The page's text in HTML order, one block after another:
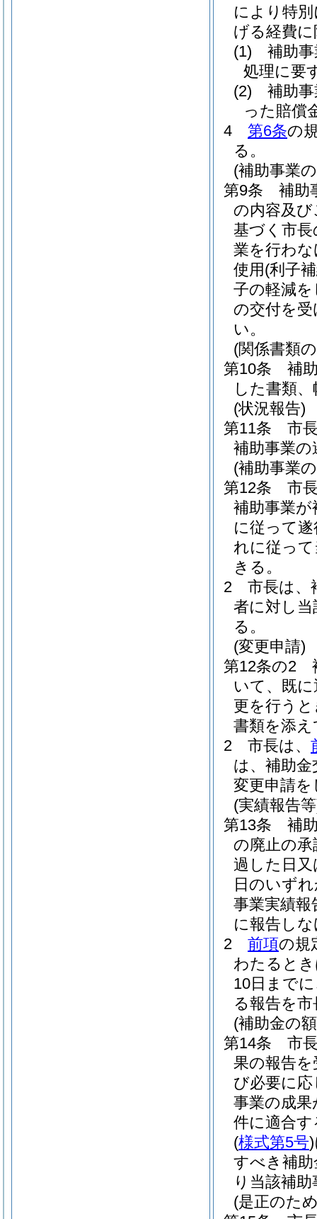
により特
げる経費
(1)
補助
処理に要
(2)
補助
った賠償
4
第6条の
る。
(補助事業
第9条
補助
の内容及
基づく市
業を行わ
使用 (利子
子の軽減
の交付を
い。
(関係書類
第10条
補
した書類
(状況報告)
第11条
市
補助事業
(補助事業
第12条
市
補助事業
に従って
れに従っ
きる。
2
市長は、
者に対し
る。
(変更申請)
第12条の2
いて、既
更を行う
書類を添
2
市長は、
は、補助金
変更申請
(実績報告
第13条
補
の廃止の
過した日
日のいず
事業実績報
に報告し
2
前項の規
わたると
10日まで
る報告を
(補助金の
第14条
市
果の報告
び必要に
事業の成
件に適合
(様式第5号)
すべき補
り当該補
(是正のた